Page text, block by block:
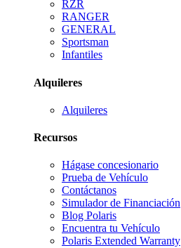
RZR
RANGER
GENERAL
Sportsman
Infantiles
Alquileres
Alquileres
Recursos
Hágase concesionario
Prueba de Vehículo
Contáctanos
Simulador de Financiación
Blog Polaris
Encuentra tu Vehículo
Polaris Extended Warranty